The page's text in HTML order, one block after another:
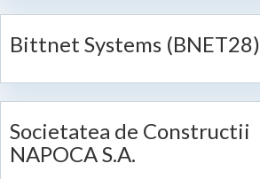
Bittnet Systems (BNET28)
Societatea de Constructii
NAPOCA S.A.